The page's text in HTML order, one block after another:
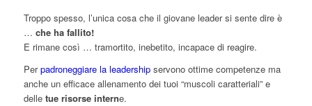
Troppo spesso, l’unica cosa che il giovane leader si sente dire è
… che ha fallito!
E rimane così … tramortito, inebetito, incapace di reagire.
Perpadroneggiare la leadershipservono ottime competenze ma
anche un efficace allenamento dei tuoi “muscoli caratteriali” e
delle tue risorse interne.